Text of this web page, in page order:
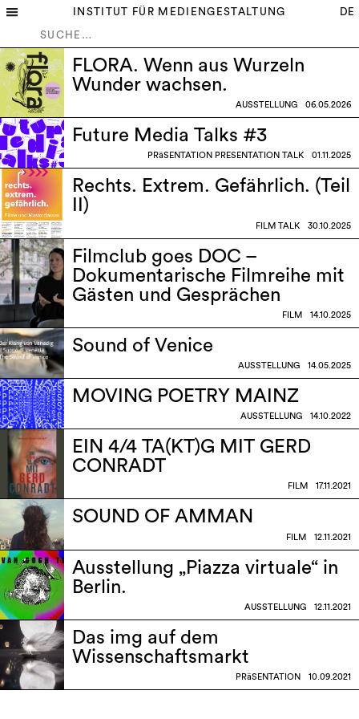
INSTITUT FÜR MEDIENGESTALTUNG DE
FLORA. Wenn aus Wurzeln
Wunder wachsen.
AUSSTELLUNG 06.05.2026
Future Media Talks #3
PRäSENTATION PRESENTATION TALK 01.11.2025
Rechts. Extrem. Gefährlich. (Teil
II)
FILM TALK 30.10.2025
Filmclub goes DOC –
Dokumentarische Filmreihe mit
Gästen und Gesprächen
FILM 14.10.2025
Sound of Venice
AUSSTELLUNG 14.05.2025
MOVING POETRY MAINZ
AUSSTELLUNG 14.10.2022
EIN 4/4 TA(KT)G MIT GERD
CONRADT
FILM 17.11.2021
SOUND OF AMMAN
FILM 12.11.2021
Ausstellung „Piazza virtuale“ in
Berlin.
AUSSTELLUNG 12.11.2021
Das img auf dem
Wissenschaftsmarkt
PRäSENTATION 10.09.2021